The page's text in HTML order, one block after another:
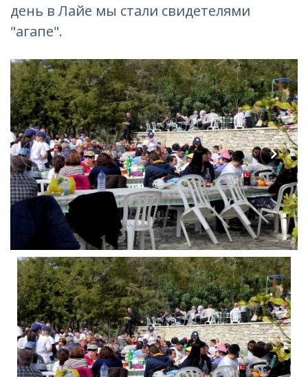
день в Лайе мы стали свидетелями
"агапе".